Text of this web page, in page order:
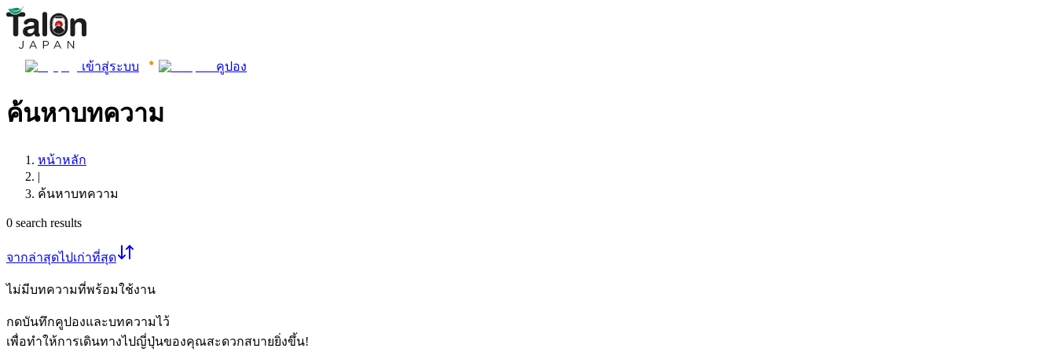
เข้าสู่ระบบ คูปอง
ค้นหาบทความ
หน้าหลัก
|
ค้นหาบทความ
0 search results
จากล่าสุดไปเก่าที่สุด
ไม่มีบทความที่พร้อมใช้งาน
กดบันทึกคูปองและบทความไว้
เพื่อทำให้การเดินทางไปญี่ปุ่นของคุณสะดวกสบายยิ่งขึ้น!